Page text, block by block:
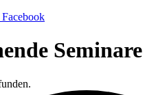
Seminare